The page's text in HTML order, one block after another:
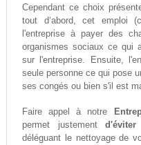
Cependant ce choix
tout d‘abord, cet emploi
l'entreprise à payer des
organismes sociaux ce qui
sur l'entreprise. Ensuite,
seule personne ce qui pose
ses congés ou bien s'il est
Faire appel à notre
permet justement
déléguant le nettoyage de